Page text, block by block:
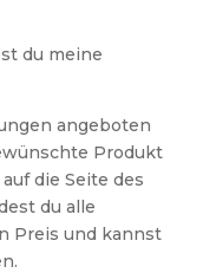
du meine
angeboten
Produkt
die Seite des
du alle
Preis und kannst